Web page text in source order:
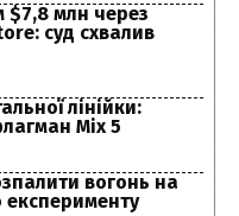
$7,8 млн через
суд схвалив
лінійки:
Mix 5
вогонь на
експерименту